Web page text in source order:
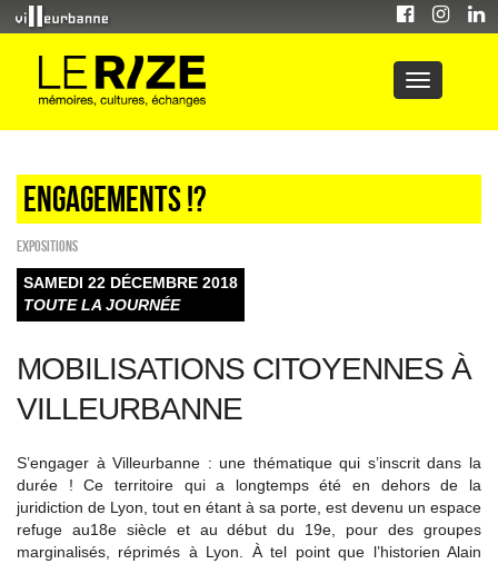
Engagements !?
EXPOSITIONS
SAMEDI 22 DÉCEMBRE 2018
TOUTE LA JOURNÉE
MOBILISATIONS CITOYENNES À
VILLEURBANNE
S’engager à Villeurbanne : une thématique qui s’inscrit dans la
durée ! Ce territoire qui a longtemps été en dehors de la
juridiction de Lyon, tout en étant à sa porte, est devenu un espace
refuge au18e siècle et au début du 19e, pour des groupes
marginalisés, réprimés à Lyon. À tel point que l’historien Alain